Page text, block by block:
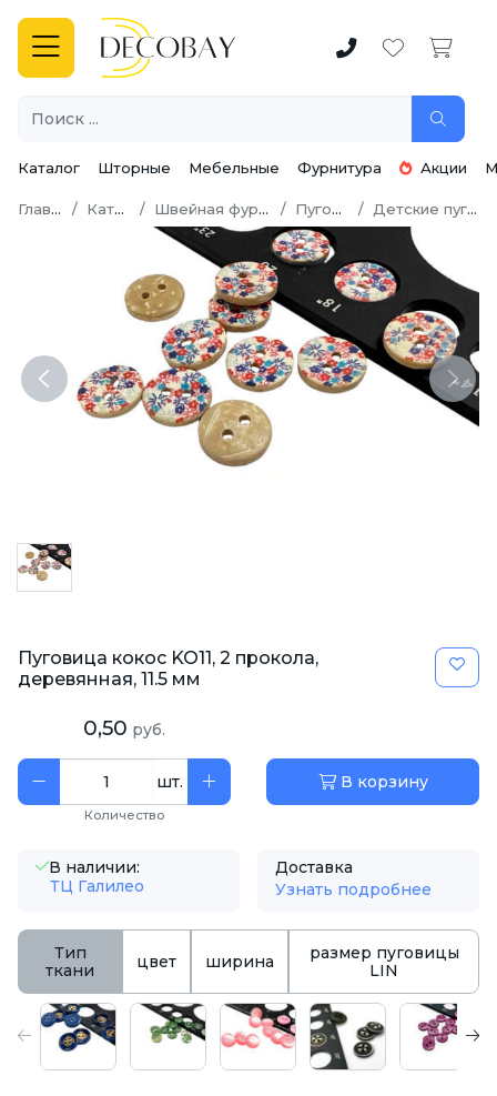
Каталог Шторные Мебельные Фурнитура Акции
Главная Каталог Швейная фурнитура Пуговицы Детские пуговицы
Previous Next
Пуговица кокос KO11, 2 прокола,
деревянная, 11.5 мм
0,50 руб.
шт.
Количество
В корзину
В наличии:
ТЦ Галилео
Доставка
Узнать подробнее
Тип
ткани
цвет ширина
размер пуговицы
LIN